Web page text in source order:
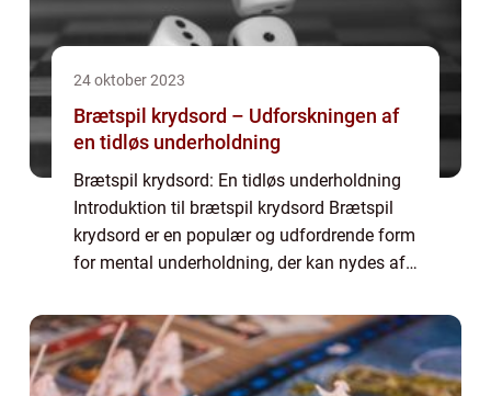
24 oktober 2023
Brætspil krydsord – Udforskningen af
en tidløs underholdning
Brætspil krydsord: En tidløs underholdning
Introduktion til brætspil krydsord Brætspil
krydsord er en populær og udfordrende form
for mental underholdning, der kan nydes af
fra traditionelle krydsord og bræ...